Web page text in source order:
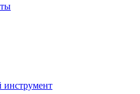
инструмент